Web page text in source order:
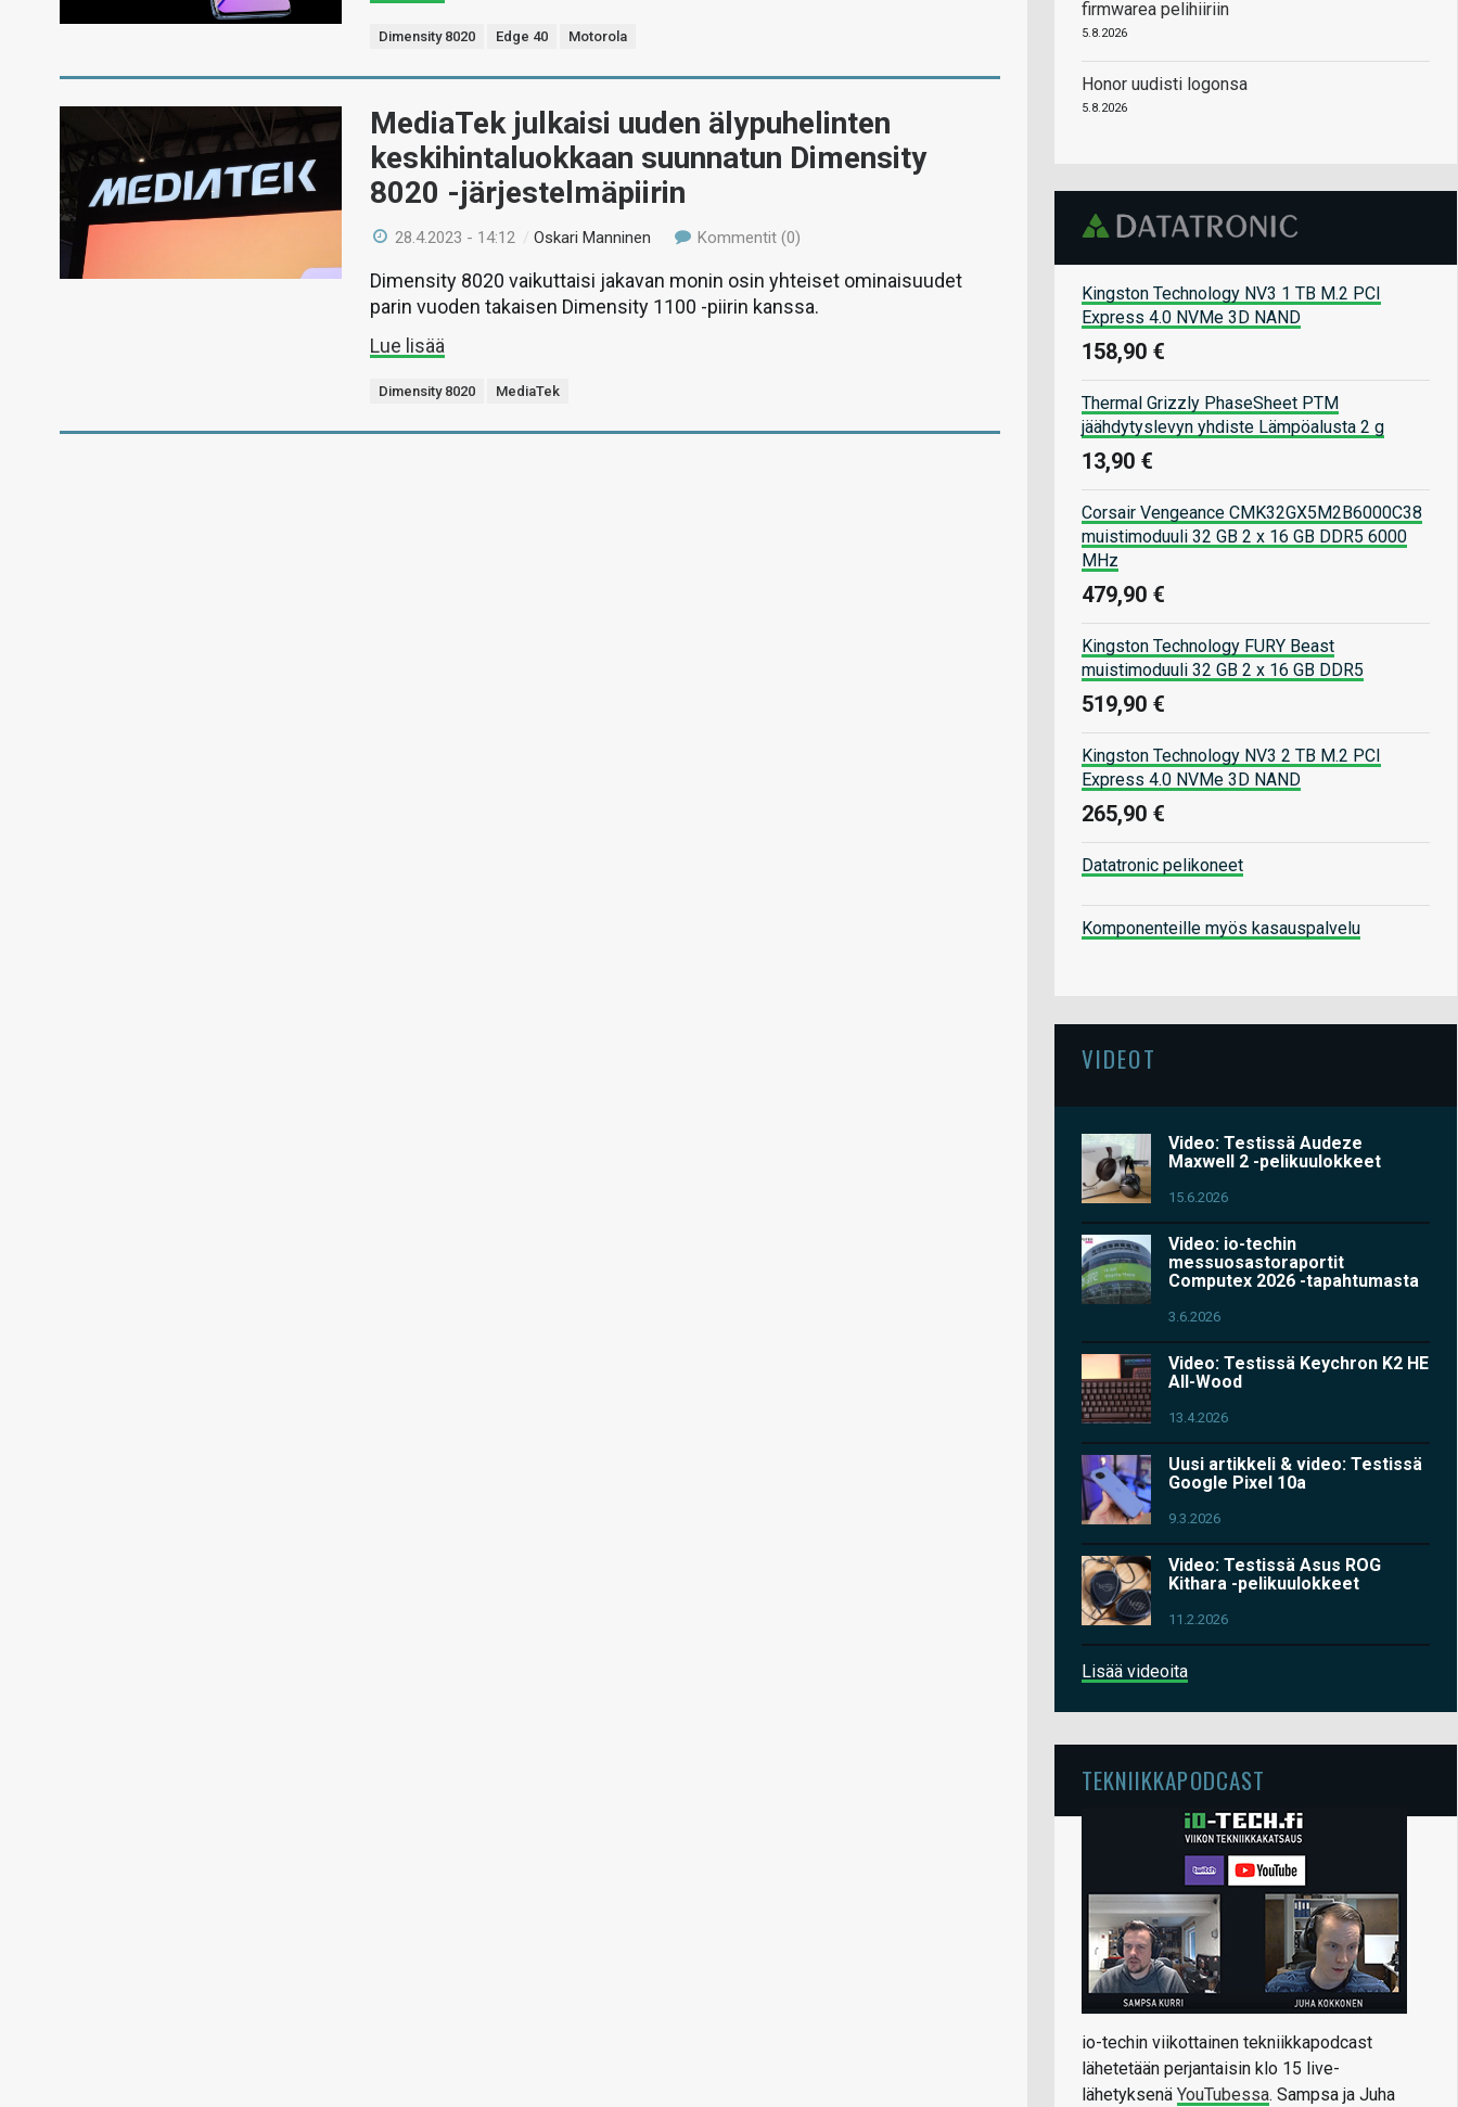
Dimensity 8020 Edge 40 Motorola
MediaTek julkaisi uuden älypuhelinten
keskihintaluokkaan suunnatun Dimensity
8020 -järjestelmäpiirin
28.4.2023 - 14:12 /Oskari Manninen Kommentit (0)
Dimensity 8020 vaikuttaisi jakavan monin osin yhteiset ominaisuudet
parin vuoden takaisen Dimensity 1100 -piirin kanssa.
Lue lisää
Dimensity 8020 MediaTek
firmwarea pelihiiriin
5.8.2026
Honor uudisti logonsa
5.8.2026
Kingston Technology NV3 1 TB M.2 PCI
Express 4.0 NVMe 3D NAND
158,90 €
Thermal Grizzly PhaseSheet PTM
jäähdytyslevyn yhdiste Lämpöalusta 2 g
13,90 €
Corsair Vengeance CMK32GX5M2B6000C38
muistimoduuli 32 GB 2 x 16 GB DDR5 6000
MHz
479,90 €
Kingston Technology FURY Beast
muistimoduuli 32 GB 2 x 16 GB DDR5
519,90 €
Kingston Technology NV3 2 TB M.2 PCI
Express 4.0 NVMe 3D NAND
265,90 €
Datatronic pelikoneet
Komponenteille myös kasauspalvelu
VIDEOT
Video: Testissä Audeze
Maxwell 2 -pelikuulokkeet
15.6.2026
Video: io-techin
messuosastoraportit
Computex 2026 -tapahtumasta
3.6.2026
Video: Testissä Keychron K2 HE
All-Wood
13.4.2026
Uusi artikkeli & video: Testissä
Google Pixel 10a
9.3.2026
Video: Testissä Asus ROG
Kithara -pelikuulokkeet
11.2.2026
Lisää videoita
TEKNIIKKAPODCAST
io-techin viikottainen tekniikkapodcast
lähetetään perjantaisin klo 15 live-
lähetyksenä YouTubessa. Sampsa ja Juha